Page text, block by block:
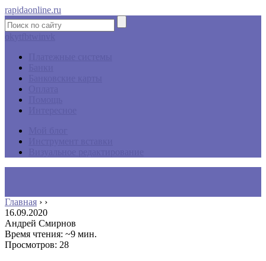
rapidaonline.ru
Главная › ›
16.09.2020
Андрей Смирнов
Время чтения: ~9 мин.
Просмотров: 28